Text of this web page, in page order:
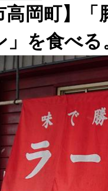
高岡町】
を食べる